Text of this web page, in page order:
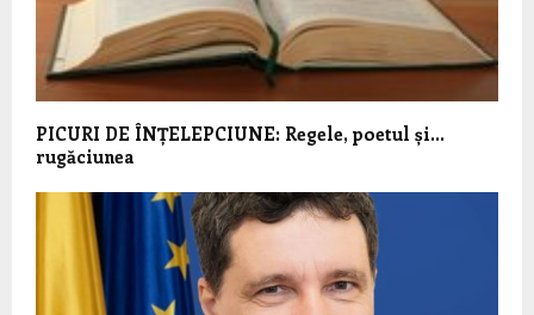
PICURI DE ÎNȚELEPCIUNE: Regele, poetul și…
rugăciunea